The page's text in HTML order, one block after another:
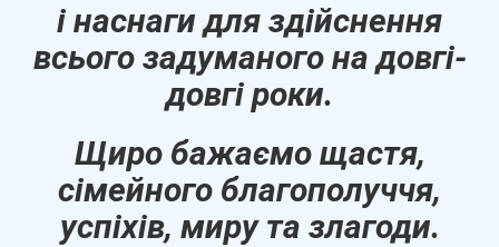
і наснаги для здійснення
всього задуманого на довгі-
довгі роки.
Щиро бажаємо щастя,
сімейного благополуччя,
успіхів, миру та злагоди.